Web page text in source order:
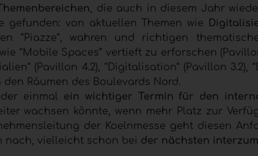
, die auch in diesem Jahr
gefunden: von aktuellen Themen wie
“Piazze“, wahren und richtigen
“Mobile Spaces“ vertieft zu erforschen
(Pavillon 4.2), “Digitalisation” (Pavillon
den Räumen des Boulevards Nord.
einmal ein wichtiger Termin für den
wachsen könnte, wenn mehr Platz zur
der Koelnmesse geht diesen
nach, vielleicht schon bei der nächsten interzum